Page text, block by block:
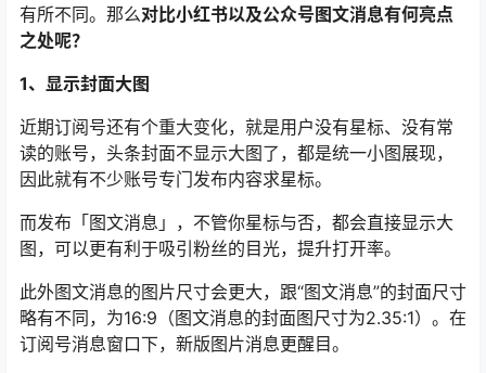
有所不同。那么对比小红书以及公众号图文消息有何亮点
之处呢？
1、显示封面大图
近期订阅号还有个重大变化，就是用户没有星标、没有常
读的账号，头条封面不显示大图了，都是统一小图展现，
因此就有不少账号专门发布内容求星标。
而发布「图文消息」，不管你星标与否，都会直接显示大
图，可以更有利于吸引粉丝的目光，提升打开率。
此外图文消息的图片尺寸会更大，跟“图文消息”的封面尺寸
略有不同，为16:9（图文消息的封面图尺寸为2.35:1）。在
订阅号消息窗口下，新版图片消息更醒目。